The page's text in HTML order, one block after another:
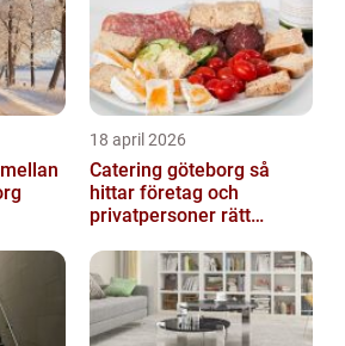
18 april 2026
Catering göteborg så
hittar företag och
privatpersoner rätt